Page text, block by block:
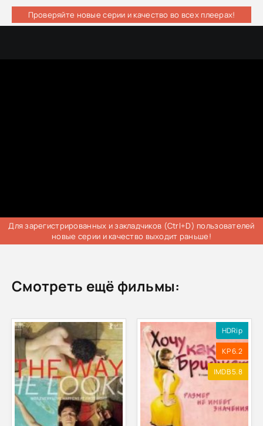
Проверяйте новые серии и качество во всех плеерах!
Для зарегистрированных и закладчиков (Ctrl+D) пользователей
новые серии и качество выходит раньше!
Смотреть ещё фильмы:
HDRip
KP 6.2
IMDB 5.8